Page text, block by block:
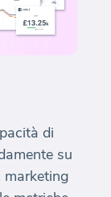
di
su
marketing